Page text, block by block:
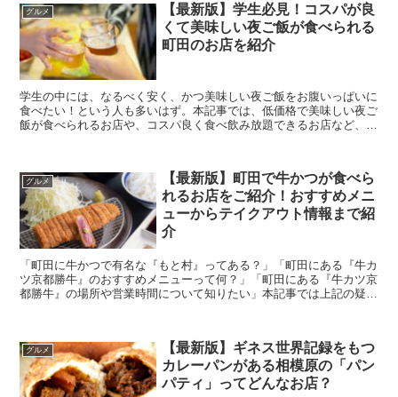
グルメ
【最新版】学生必見！コスパが良
くて美味しい夜ご飯が食べられる
町田のお店を紹介
学生の中には、なるべく安く、かつ美味しい夜ご飯をお腹いっぱいに
食べたい！という人も多いはず。本記事では、低価格で美味しい夜ご
飯が食べられるお店や、コスパ良く食べ飲み放題できるお店など、町
グルメ
【最新版】町田で牛かつが食べら
れるお店をご紹介！おすすめメニ
ューからテイクアウト情報まで紹
介
「町田に牛かつで有名な『もと村』ってある？」「町田にある『牛カ
ツ京都勝牛』のおすすめメニューって何？」「町田にある『牛カツ京
都勝牛』の場所や営業時間について知りたい」本記事では上記の疑問
グルメ
【最新版】ギネス世界記録をもつ
カレーパンがある相模原の「パン
パティ」ってどんなお店？